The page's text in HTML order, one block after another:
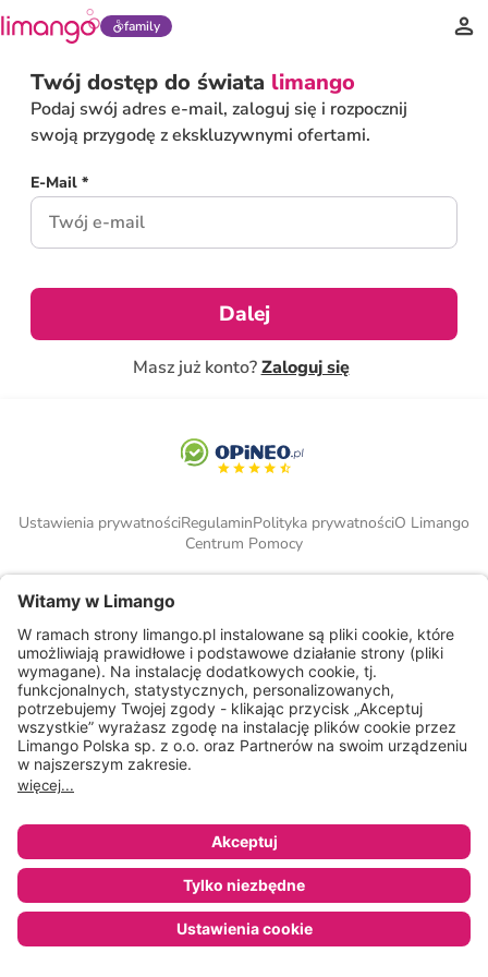
family
Twój dostęp do świata limango
Podaj swój adres e-mail, zaloguj się i rozpocznij
swoją przygodę z ekskluzywnymi ofertami.
E-Mail *
Dalej
Masz już konto?Zaloguj się
Ustawienia prywatnościRegulaminPolityka prywatnościO Limango
Centrum Pomocy